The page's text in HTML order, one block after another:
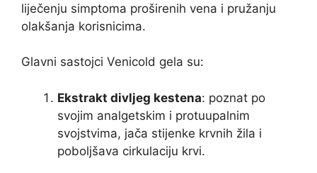
liječenju simptoma proširenih vena i pružanju
olakšanja korisnicima.
Glavni sastojci Venicold gela su:
Ekstrakt divljeg kestena: poznat po
svojim analgetskim i protuupalnim
svojstvima, jača stijenke krvnih žila i
poboljšava cirkulaciju krvi.